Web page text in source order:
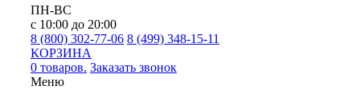
ПН-ВС
с 10:00 до 20:00
8 (800) 302-77-06 8 (499) 348-15-11
КОРЗИНА
0 товаров. Заказать звонок
Меню